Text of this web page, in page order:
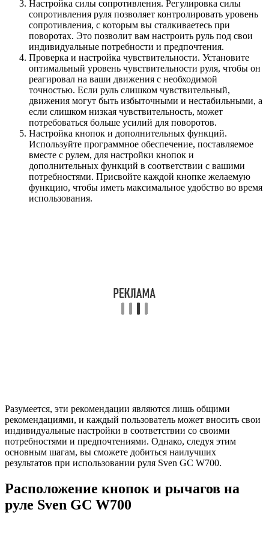
Настройка силы сопротивления. Регулировка силы
сопротивления руля позволяет контролировать уровень
сопротивления, с которым вы сталкиваетесь при
поворотах. Это позволит вам настроить руль под свои
индивидуальные потребности и предпочтения.
Проверка и настройка чувствительности. Установите
оптимальный уровень чувствительности руля, чтобы он
реагировал на ваши движения с необходимой
точностью. Если руль слишком чувствительный,
движения могут быть избыточными и нестабильными, а
если слишком низкая чувствительность, может
потребоваться больше усилий для поворотов.
Настройка кнопок и дополнительных функций.
Используйте программное обеспечение, поставляемое
вместе с рулем, для настройки кнопок и
дополнительных функций в соответствии с вашими
потребностями. Присвойте каждой кнопке желаемую
функцию, чтобы иметь максимальное удобство во время
использования.
Разумеется, эти рекомендации являются лишь общими
рекомендациями, и каждый пользователь может вносить свои
индивидуальные настройки в соответствии со своими
потребностями и предпочтениями. Однако, следуя этим
основным шагам, вы сможете добиться наилучших
результатов при использовании руля Sven GC W700.
Расположение кнопок и рычагов на
руле Sven GC W700